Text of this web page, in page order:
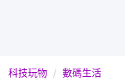
科技玩物 數碼生活